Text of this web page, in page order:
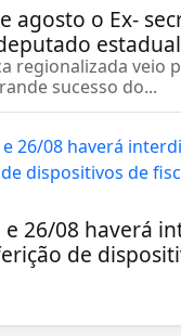
agosto o Ex-
regionalizada veio
sucesso do...
e 26/08 haverá
de